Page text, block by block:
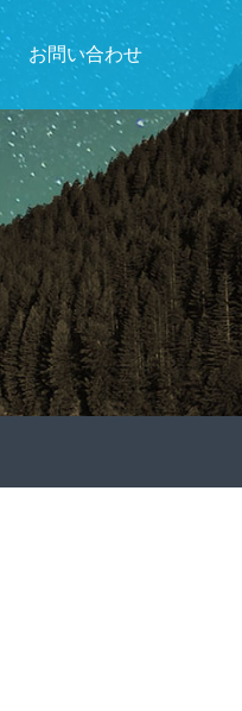
お問い合わせ